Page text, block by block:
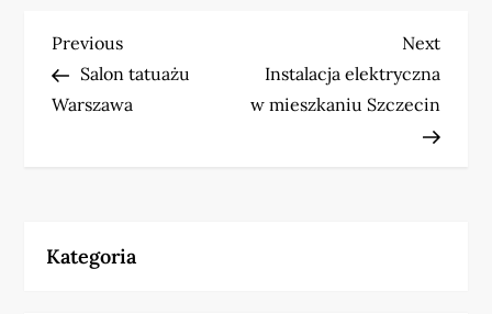
N
a
g
Previous
Post
Previous
Salon tatuażu
Warszawa
Next
Post
Next
Instalacja elektryczna
w mieszkaniu Szczecin
Kategoria